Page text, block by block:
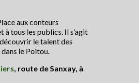
aux conteurs
tous les publics. Il s’agit
le talent des
le Poitou.
, route de Sanxay, à